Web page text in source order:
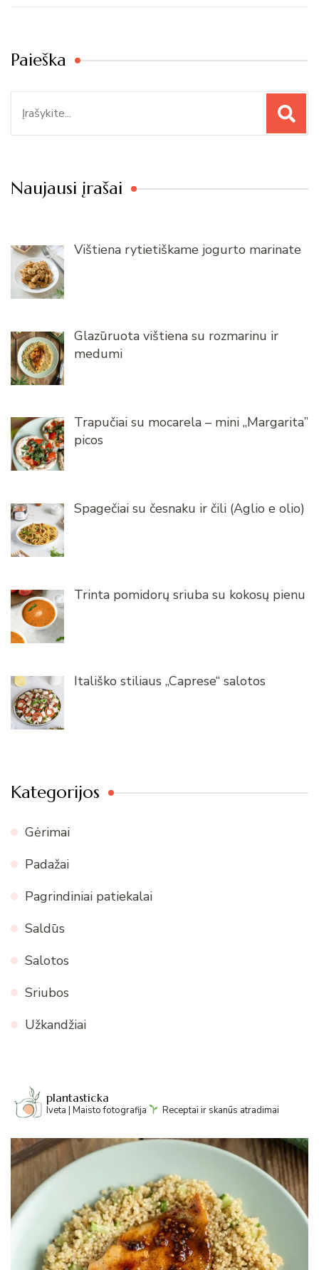
Paieška
Naujausi įrašai
Vištiena rytietiškame jogurto marinate
Glazūruota vištiena su rozmarinu ir
medumi
Trapučiai su mocarela – mini „Margarita”
picos
Spagečiai su česnaku ir čili (Aglio e olio)
Trinta pomidorų sriuba su kokosų pienu
Itališko stiliaus „Caprese“ salotos
Kategorijos
Gėrimai
Padažai
Pagrindiniai patiekalai
Saldūs
Salotos
Sriubos
Užkandžiai
plantasticka
Iveta | Maisto fotografija Receptai ir skanūs atradimai